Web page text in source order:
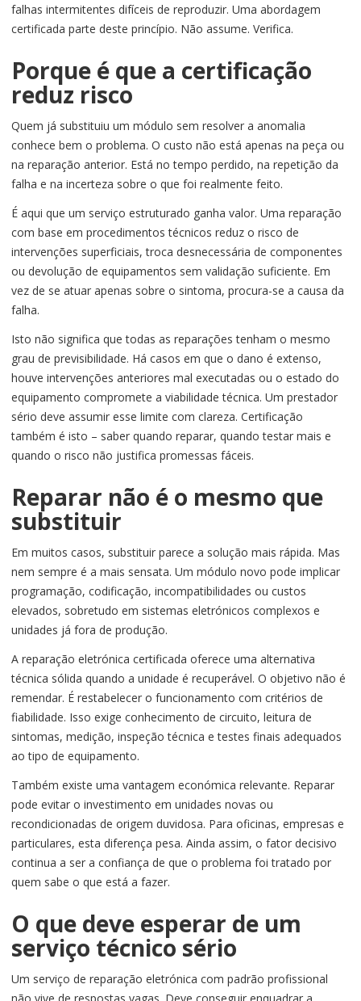
falhas intermitentes difíceis de reproduzir. Uma abordagem
certificada parte deste princípio. Não assume. Verifica.
Porque é que a certificação
reduz risco
Quem já substituiu um módulo sem resolver a anomalia
conhece bem o problema. O custo não está apenas na peça ou
na reparação anterior. Está no tempo perdido, na repetição da
falha e na incerteza sobre o que foi realmente feito.
É aqui que um serviço estruturado ganha valor. Uma reparação
com base em procedimentos técnicos reduz o risco de
intervenções superficiais, troca desnecessária de componentes
ou devolução de equipamentos sem validação suficiente. Em
vez de se atuar apenas sobre o sintoma, procura-se a causa da
falha.
Isto não significa que todas as reparações tenham o mesmo
grau de previsibilidade. Há casos em que o dano é extenso,
houve intervenções anteriores mal executadas ou o estado do
equipamento compromete a viabilidade técnica. Um prestador
sério deve assumir esse limite com clareza. Certificação
também é isto – saber quando reparar, quando testar mais e
quando o risco não justifica promessas fáceis.
Reparar não é o mesmo que
substituir
Em muitos casos, substituir parece a solução mais rápida. Mas
nem sempre é a mais sensata. Um módulo novo pode implicar
programação, codificação, incompatibilidades ou custos
elevados, sobretudo em sistemas eletrónicos complexos e
unidades já fora de produção.
A reparação eletrónica certificada oferece uma alternativa
técnica sólida quando a unidade é recuperável. O objetivo não é
remendar. É restabelecer o funcionamento com critérios de
fiabilidade. Isso exige conhecimento de circuito, leitura de
sintomas, medição, inspeção técnica e testes finais adequados
ao tipo de equipamento.
Também existe uma vantagem económica relevante. Reparar
pode evitar o investimento em unidades novas ou
recondicionadas de origem duvidosa. Para oficinas, empresas e
particulares, esta diferença pesa. Ainda assim, o fator decisivo
continua a ser a confiança de que o problema foi tratado por
quem sabe o que está a fazer.
O que deve esperar de um
serviço técnico sério
Um serviço de reparação eletrónica com padrão profissional